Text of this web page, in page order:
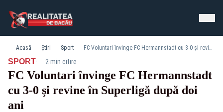
Acasă Știri Sport FC Voluntari învinge FC Hermannstadt cu 3-0 şi revine în Superligă după doi ani
SPORT· 2 min citire
FC Voluntari învinge FC Hermannstadt
cu 3-0 şi revine în Superligă după doi
ani